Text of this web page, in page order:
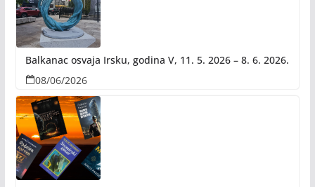
Balkanac osvaja Irsku, godina V, 11. 5. 2026 – 8. 6. 2026.
08/06/2026